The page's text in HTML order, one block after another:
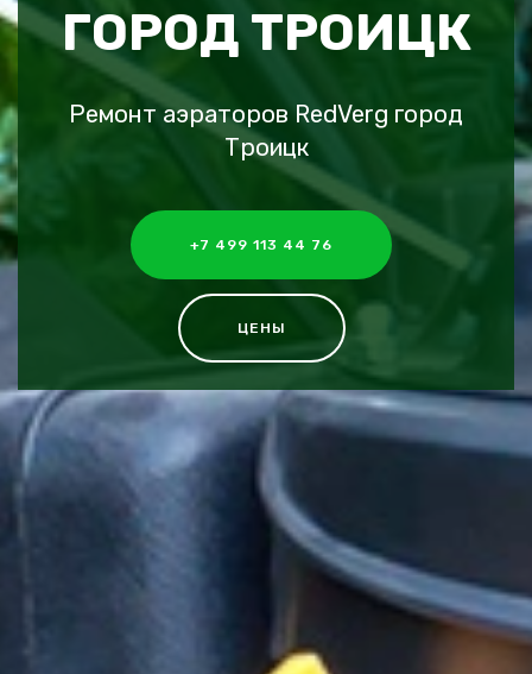
ГОРОД ТРОИЦК
Ремонт аэраторов RedVerg город
Троицк
+7 499 113 44 76
ЦЕНЫ